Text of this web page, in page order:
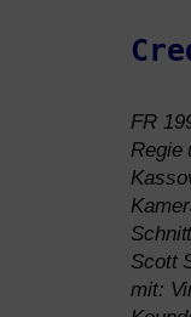
FR
Regie
Scott
mit: